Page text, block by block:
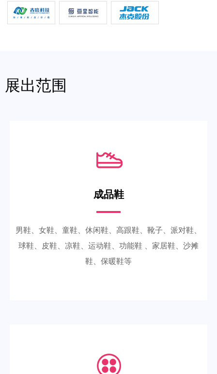
展出范围
成品鞋
男鞋、女鞋、童鞋、休闲鞋、高跟鞋、靴子、派对鞋、
球鞋、皮鞋、凉鞋、运动鞋、功能鞋 、家居鞋、沙摊
鞋、保暖鞋等